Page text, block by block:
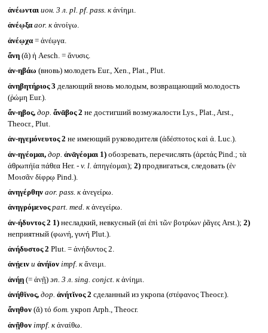
ἀνέωνται ион. 3 л. pl. pf. pass. кἀνίημι.
ἀνέῳξα aor. кἀνοίγω.
ἀνέῳχα = ἀνέῳγα.
ἄνη(ᾰ) ἡ Aesch. = ἄνυσις.
ἀν-ηβάω (вновь) молодеть Eur., Xen., Plat., Plut.
ἀνηβητήριος 3 делающий вновь молодым, возвращающий молодость
(ῥώμη Eur.).
ἄν-ηβος, дор. ἄνᾱβος 2 не достигший возмужалости Lys., Plat., Arst.,
Theocr., Plut.
ἀν-ηγεμόνευτος 2 не имеющий руководителя (ἀδέσποτος καὶ ἀ. Luc.).
ἀν-ηγέομαι, дор. ἀνᾱγέομαι 1)обозревать, перечислять (ἀρετάς Pind.; τὰ
ἀθρωπήϊα πάθεα Her. - v. l. ἀπηγέομαι); 2)продвигаться, следовать (ἐν
Μοισᾶν δίφρῳ Pind.).
ἀνηγέρθην aor. pass. кἀνεγείρω.
ἀνηγρόμενος part. med. кἀνεγείρω.
ἀν-ήδυντος 2 1)несладкий, невкусный (αἱ ἐπὶ τῶν βοτρύων ῥᾶγες Arst.); 2)
неприятный (φωνή, γυνή Plut.).
ἀνήδυστος 2 Plut. = ἀνήδυντος 2.
ἀνῄειν и ἀνήϊον impf. кἄνειμι.
ἀνήῃ (= ἀνῇ)эп. 3 л. sing. conjct. кἀνίημι.
ἀνήθῐνος, дор. ἀνήτῐνος 2 сделанный из укропа (στέφανος Theocr.).
ἄνηθον(ᾰ) τό бот. укроп Arph., Theocr.
ἀνῇθον impf. кἀναίθω.